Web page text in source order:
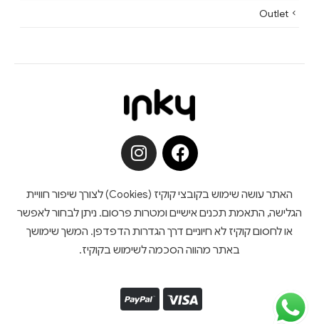
Outlet
האתר עושה שימוש בקובצי קוקיז (Cookies) לצורך שיפור חוויית
הגלישה, התאמת תכנים אישיים ומטרות פרסום. ניתן לבחור לאפשר
או לחסום קוקיז לא חיוניים דרך הגדרות הדפדפן. המשך שימושך
באתר מהווה הסכמה לשימוש בקוקיז.